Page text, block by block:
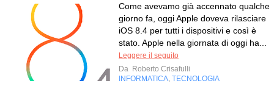
Come avevamo già accennato qualche
giorno fa, oggi Apple doveva rilasciare
iOS 8.4 per tutti i dispositivi e così è
stato. Apple nella giornata di oggi ha...
Leggere il seguito
Da Roberto Crisafulli
INFORMATICA TECNOLOGIA